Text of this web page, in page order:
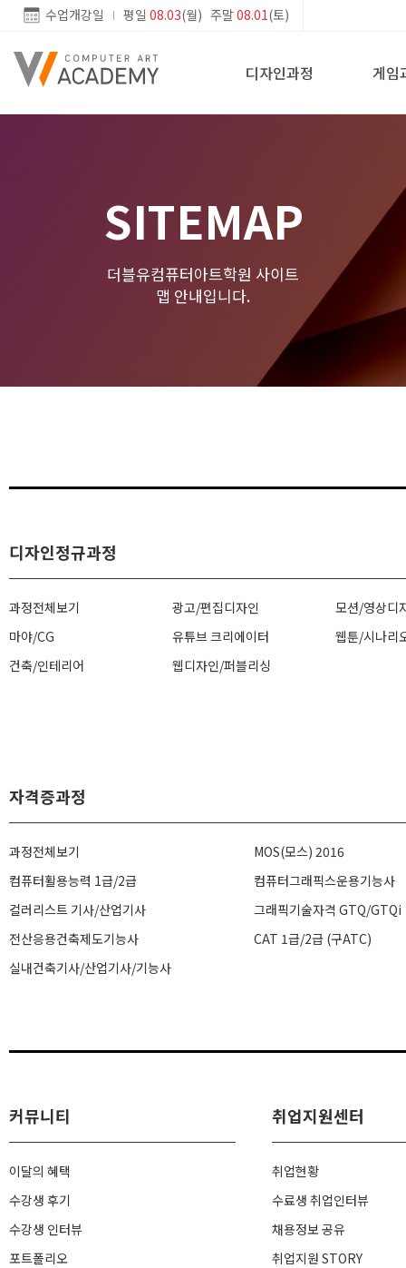
수업개강일 평일 08.03(월) 주말08.01(토)
디자인과정 게임
SITEMAP
더블유컴퓨터아트학원 사이트
맵 안내입니다.
디자인정규과정
과정전체보기 광고/편집디자인
모션/영상디
마야/CG
유튜브 크리에이터
웹툰/시나리
건축/인테리어
웹디자인/퍼블리싱
자격증과정
과정전체보기
MOS(모스) 2016
컴퓨터활용능력 1급/2급
컴퓨터그래픽스운용기능사
컬러리스트 기사/산업기사
그래픽기술자격 GTQ/GTQi
전산응용건축제도기능사
CAT 1급/2급 (구ATC)
실내건축기사/산업기사/기능사
커뮤니티
이달의 혜택
수강생 후기
수강생 인터뷰
포트폴리오
취업지원센터
취업현황
수료생 취업인터뷰
채용정보 공유
취업지원 STORY